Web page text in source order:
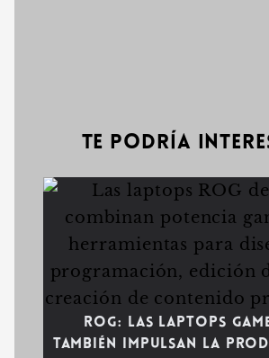
Te podría
ROG: las laptops
también impulsan la